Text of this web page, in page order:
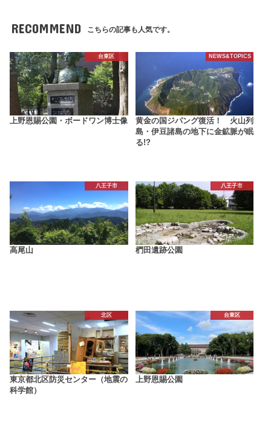
RECOMMEND こちらの記事も人気です。
台東区
上野恩賜公園・ボードワン博士像
NEWS&TOPICS
黄金の国ジパング復活！ 火山列
島・伊豆諸島の地下に金鉱脈が眠
る!?
八王子市
高尾山
八王子市
椚田遺跡公園
北区
東京都北区防災センター（地震の
科学館）
台東区
上野恩賜公園